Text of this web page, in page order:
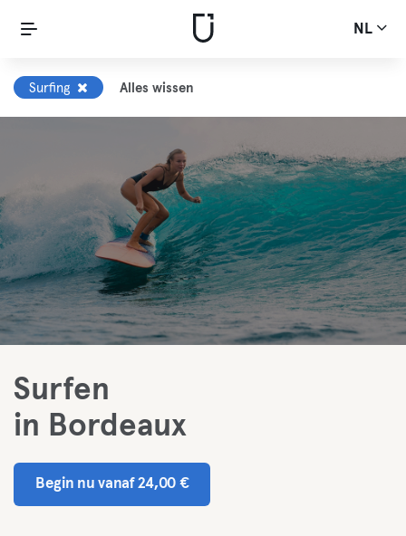
NL
Surfing Alles wissen
Surfen
in Bordeaux
Begin nu vanaf 24,00 €